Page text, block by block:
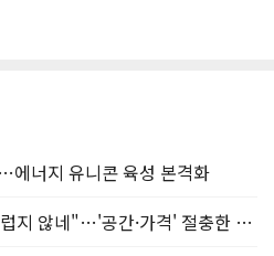
에너지 유니콘 육성 본격화
[시승기] "하이리무진 부럽지 않네"…'공간·가격' 절충한 카니발 하이루프